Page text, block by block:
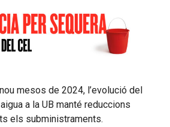
mesos de 2024, l’evolució del
a la UB manté reduccions
els subministraments.